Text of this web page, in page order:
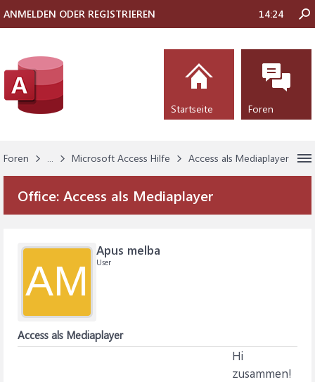
Foren ... Microsoft Access Hilfe Access als Mediaplayer
Office: Access als Mediaplayer
AM
Apus melba
User
Access als Mediaplayer
Hi
zusammen!
ANMELDEN ODER REGISTRIEREN 14:24
Startseite Foren